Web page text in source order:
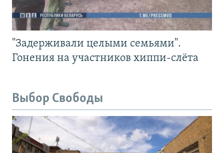
"Задерживали целыми семьями".
Гонения на участников хиппи-слёта
Выбор Свободы